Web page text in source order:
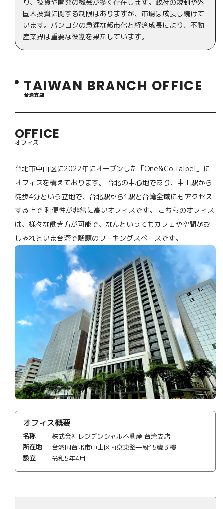
り、投資や開発の機会が多く存在します。政府の規制や外
国人投資に関する制限はありますが、市場は成長し続けて
います。バンコクの急速な都市化と経済成長により、不動
産業界は重要な役割を果たしています。
台湾支店
TAIWAN BRANCH OFFICE
OFFICE
オフィス
台北市中山区に2022年にオープンした「One&Co Taipei」に
オフィスを構えております。 台北の中心地であり、中山駅から
徒歩4分という立地で、台北駅から1駅と台湾全域にもアクセス
する上で 利便性が非常に高いオフィスです。 こちらのオフィス
は、様々な働き方が可能で、なんといってもカフェや空間がお
しゃれといま台湾で話題のワーキングスペースです。
オフィス概要
名称
株式会社レジデンシャル不動産 台湾支店
所在地
台湾国台北市中山区南京東路一段15號３樓
設立
令和5年4月